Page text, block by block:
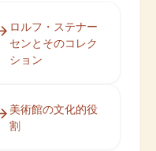
ロルフ・ステナー
センとそのコレク
ション
美術館の文化的役
割